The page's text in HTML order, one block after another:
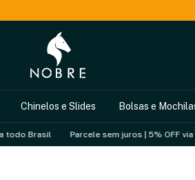
Chinelos e Slides Bolsas e
Parcele sem juros | 5% OFF via PIX